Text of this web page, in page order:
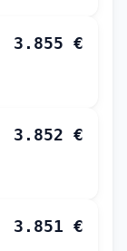
3.855 €
3.852 €
3.851 €